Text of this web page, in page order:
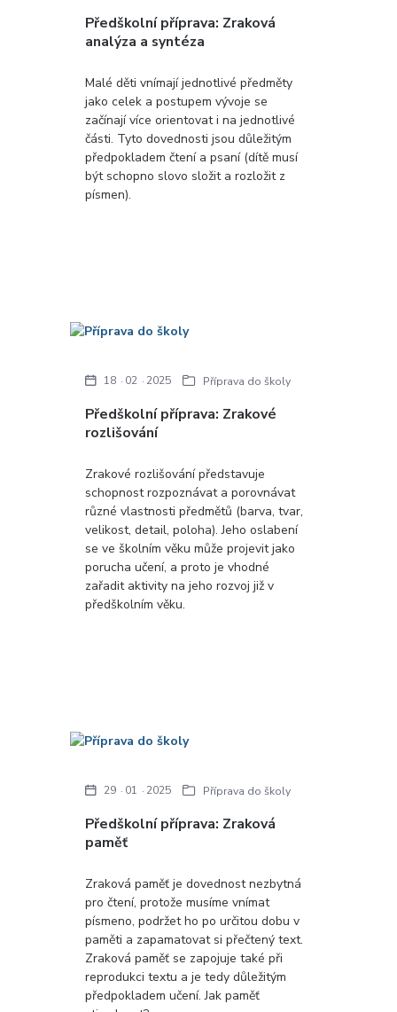
Předškolní příprava: Zraková
analýza a syntéza
Malé děti vnímají jednotlivé předměty
jako celek a postupem vývoje se
začínají více orientovat i na jednotlivé
části. Tyto dovednosti jsou důležitým
předpokladem čtení a psaní (dítě musí
být schopno slovo složit a rozložit z
písmen).
Předškolní příprava: Zrakové
rozlišování
18 02 2025 Příprava do školy
Zrakové rozlišování představuje
schopnost rozpoznávat a porovnávat
různé vlastnosti předmětů (barva, tvar,
velikost, detail, poloha). Jeho oslabení
se ve školním věku může projevit jako
porucha učení, a proto je vhodné
zařadit aktivity na jeho rozvoj již v
předškolním věku.
Předškolní příprava: Zraková
paměť
29 01 2025 Příprava do školy
Zraková paměť je dovednost nezbytná
pro čtení, protože musíme vnímat
písmeno, podržet ho po určitou dobu v
paměti a zapamatovat si přečtený text.
Zraková paměť se zapojuje také při
reprodukci textu a je tedy důležitým
předpokladem učení. Jak paměť